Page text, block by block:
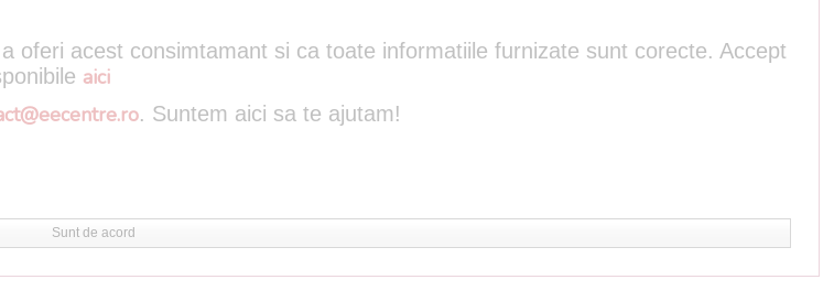
oferi acest consimtamant si ca toate informatiile furnizate sunt corecte. Accept
aici
. Suntem aici sa te ajutam!
Sunt de acord